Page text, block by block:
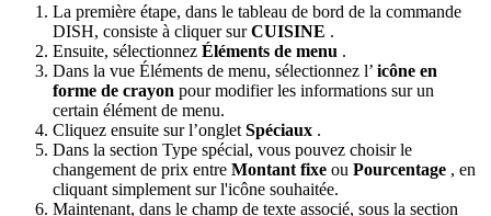
La première étape, dans le tableau de bord de la commande
DISH, consiste à cliquer surCUISINE .
Ensuite, sélectionnez Éléments de menu .
Dans la vue Éléments de menu, sélectionnez l’ icône en
forme de crayon pour modifier les informations sur un
certain élément de menu.
Cliquez ensuite sur l’onglet Spéciaux .
Dans la section Type spécial, vous pouvez choisir le
changement de prix entre Montant fixe ou Pourcentage , en
cliquant simplement sur l'icône souhaitée.
Maintenant, dans le champ de texte associé, sous la section